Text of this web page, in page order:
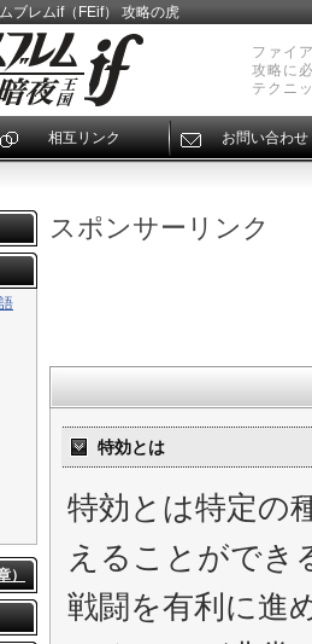
ブレムif（FEif） 攻略の虎
ファイ
攻略に
テクニ
）
スポンサーリンク
特効とは
特効とは特定の
えることができ
戦闘を有利に進
相互リンク お問い合わせ